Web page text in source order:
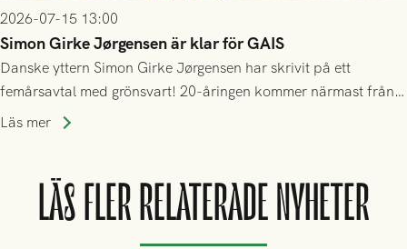
2026-07-15 13:00
Simon Girke Jørgensen är klar för GAIS
Danske yttern Simon Girke Jørgensen har skrivit på ett
femårsavtal med grönsvart! 20-åringen kommer närmast från
spel i färöiska Skála IF.
Läs mer
LÄS FLER RELATERADE NYHETER